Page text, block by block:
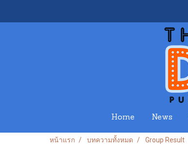
Home News
หน้าแรก บทความทั้งหมด Group Result